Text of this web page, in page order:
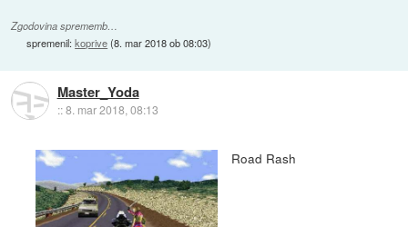
Zgodovina sprememb…
spremenil:koprive(8. mar 2018 ob 08:03)
Master_Yoda
::8. mar 2018, 08:13
Road Rash